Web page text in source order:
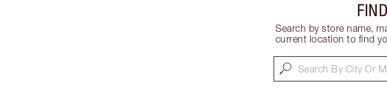
Search by store name,
current location to find